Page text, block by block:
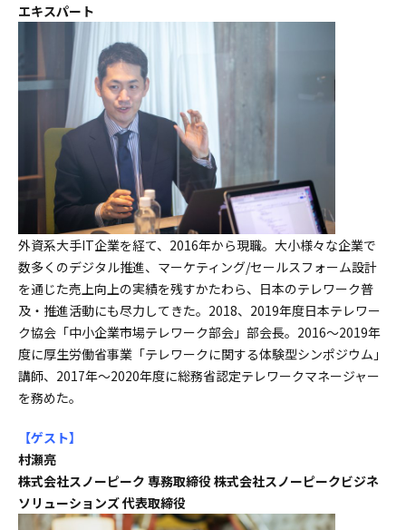
エキスパート
外資系大手IT企業を経て、2016年から現職。大小様々な企業で
数多くのデジタル推進、マーケティング/セールスフォーム設計
を通じた売上向上の実績を残すかたわら、日本のテレワーク普
及・推進活動にも尽力してきた。2018、2019年度日本テレワー
ク協会「中小企業市場テレワーク部会」部会長。2016～2019年
度に厚生労働省事業「テレワークに関する体験型シンポジウム」
講師、2017年～2020年度に総務省認定テレワークマネージャー
を務めた。
【ゲスト】
村瀬亮
株式会社スノーピーク 専務取締役 株式会社スノーピークビジネ
ソリューションズ 代表取締役